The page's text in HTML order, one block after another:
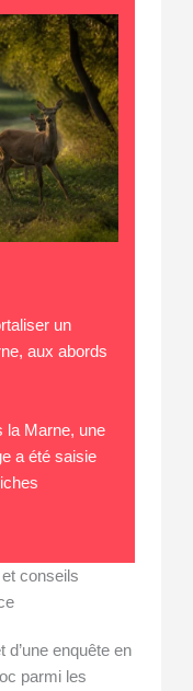
un
aux abords
la Marne, une
a été saisie
conseils
d’une enquête en
parmi les